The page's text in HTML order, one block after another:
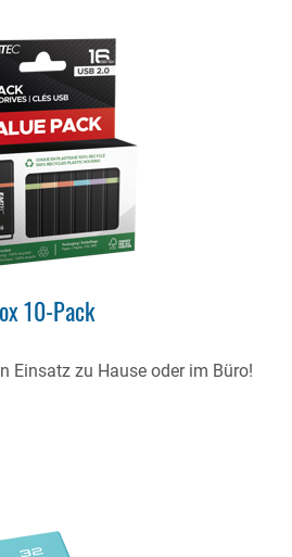
10-Pack
Einsatz zu Hause oder im Büro!